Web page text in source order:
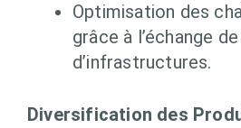
Optimisation des
grâce à l’échange
d’infrastructures.
Diversification des